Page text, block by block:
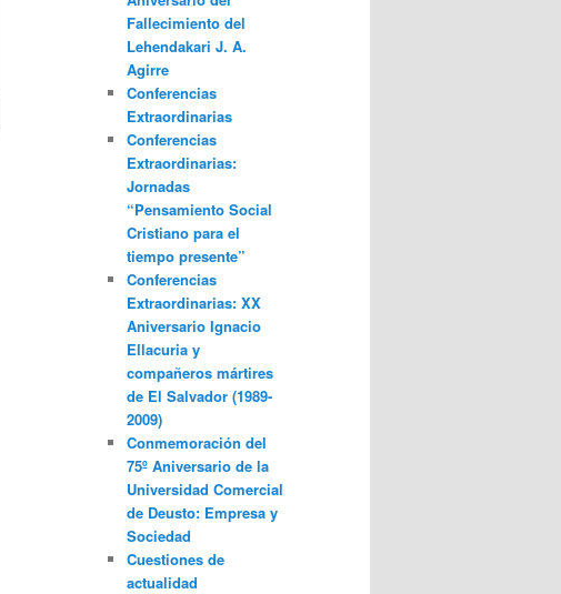
Fallecimiento del
Lehendakari J. A.
Agirre
Conferencias
Extraordinarias
Conferencias
Extraordinarias:
Jornadas
“Pensamiento Social
Cristiano para el
tiempo presente”
Conferencias
Extraordinarias: XX
Aniversario Ignacio
Ellacuria y
compañeros mártires
de El Salvador (1989-
2009)
Conmemoración del
75º Aniversario de la
Universidad Comercial
de Deusto: Empresa y
Sociedad
Cuestiones de
actualidad